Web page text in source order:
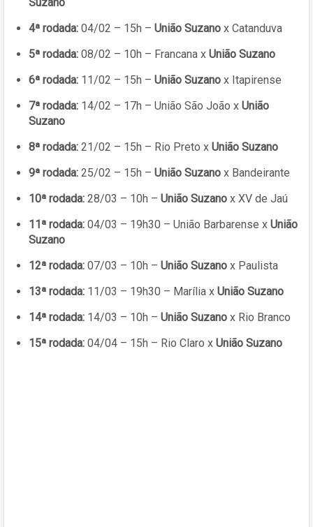
4ª rodada: 04/02 – 15h – União Suzano x Catanduva
5ª rodada: 08/02 – 10h – Francana x União Suzano
6ª rodada: 11/02 – 15h – União Suzano x Itapirense
7ª rodada: 14/02 – 17h – União São João x União
Suzano
8ª rodada: 21/02 – 15h – Rio Preto x União Suzano
9ª rodada: 25/02 – 15h – União Suzano x Bandeirante
10ª rodada: 28/03 – 10h – União Suzano x XV de Jaú
11ª rodada: 04/03 – 19h30 – União Barbarense x União
Suzano
12ª rodada: 07/03 – 10h – União Suzano x Paulista
13ª rodada: 11/03 – 19h30 – Marília x União Suzano
14ª rodada: 14/03 – 10h – União Suzano x Rio Branco
15ª rodada: 04/04 – 15h – Rio Claro x União Suzano